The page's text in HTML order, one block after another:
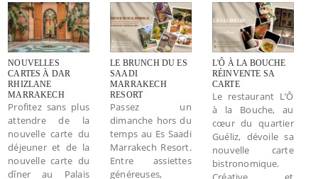
NOUVELLES
CARTES À DAR
RHIZLANE
MARRAKECH
Profitez sans plus
attendre de la
nouvelle carte du
déjeuner et de la
nouvelle carte du
dîner au Palais
LE BRUNCH DU ES
SAADI
MARRAKECH
RESORT
Passez un
dimanche hors du
temps au Es Saadi
Marrakech Resort.
Entre assiettes
généreuses,
L'Ô À LA BOUCHE
RÉINVENTE SA
CARTE
Le restaurant L’Ô
à la Bouche, au
cœur du quartier
Guéliz, dévoile sa
nouvelle carte
bistronomique.